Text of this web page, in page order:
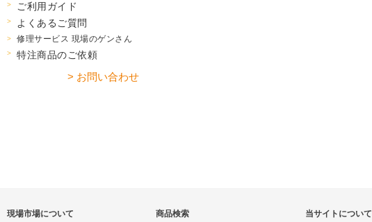
ご利用ガイド
よくあるご質問
修理サービス 現場のゲンさん
特注商品のご依頼
> お問い合わせ
現場市場について
商品検索
当サイトについて